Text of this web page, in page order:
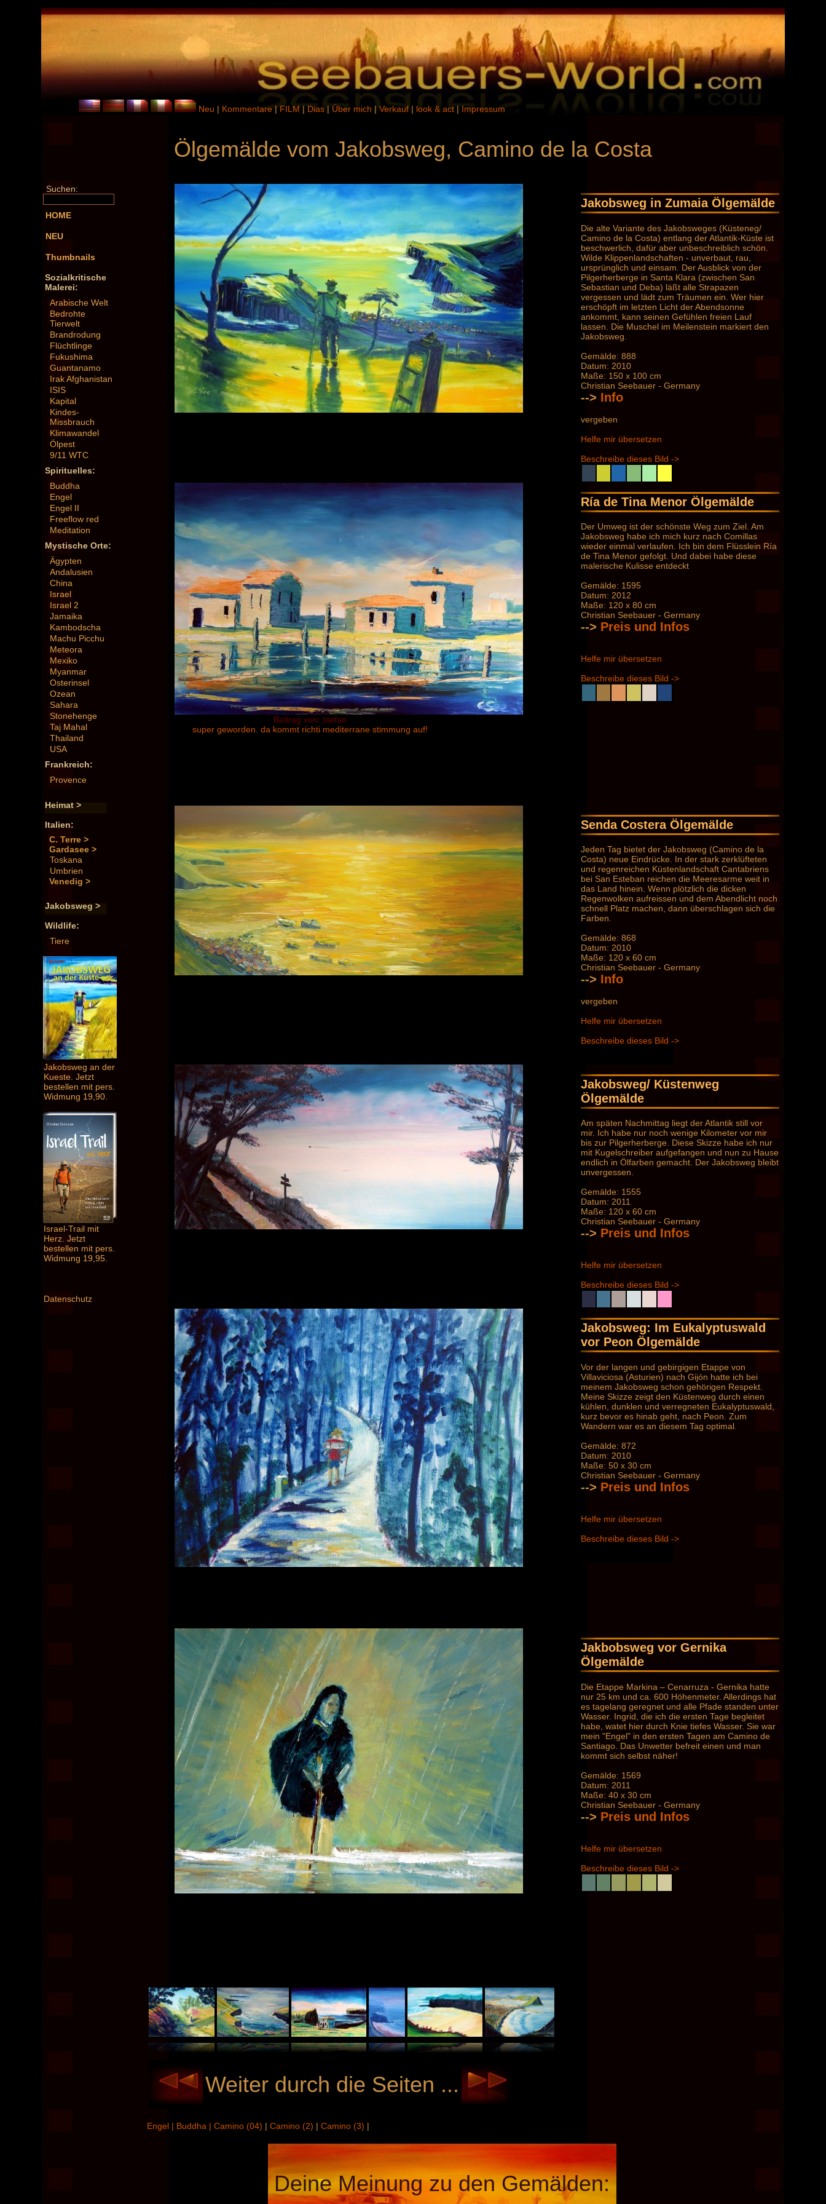
Neu | Kommentare | FILM | Dias | Über mich | Verkauf | look & act | Impressum
Ölgemälde vom Jakobsweg, Camino de la Costa
Suchen:
HOME
NEU
Thumbnails
Sozialkritische
Malerei:
Arabische Welt
Bedrohte
Tierwelt
Brandrodung
Flüchtlinge
Fukushima
Guantanamo
Irak Afghanistan
ISIS
Kapital
Kindes-
Missbrauch
Klimawandel
Ölpest
9/11 WTC
Spirituelles:
Buddha
Engel
Engel II
Freeflow red
Meditation
Mystische Orte:
Ägypten
Andalusien
China
Israel
Israel 2
Jamaika
Kambodscha
Machu Picchu
Meteora
Mexiko
Myanmar
Osterinsel
Ozean
Sahara
Stonehenge
Taj Mahal
Thailand
USA
Frankreich:
Provence
Heimat >
Italien:
C. Terre >
Gardasee >
Toskana
Umbrien
Venedig >
Jakobsweg >
Wildlife:
Tiere
Jakobsweg an der
Kueste. Jetzt
bestellen mit pers.
Widmung 19,90.
Israel-Trail mit
Herz. Jetzt
bestellen mit pers.
Widmung 19,95.
Datenschutz
Jakobsweg in Zumaia Ölgemälde
Die alte Variante des Jakobsweges (Küsteneg/
Camino de la Costa) entlang der Atlantik-Küste ist
beschwerlich, dafür aber unbeschreiblich schön.
Wilde Klippenlandschaften - unverbaut, rau,
ursprünglich und einsam. Der Ausblick von der
Pilgerherberge in Santa Klara (zwischen San
Sebastian und Deba) läßt alle Strapazen
vergessen und lädt zum Träumen ein. Wer hier
erschöpft im letzten Licht der Abendsonne
ankommt, kann seinen Gefühlen freien Lauf
lassen. Die Muschel im Meilenstein markiert den
Jakobsweg.
Gemälde: 888
Datum: 2010
Maße: 150 x 100 cm
Christian Seebauer - Germany
--> Info
vergeben
Helfe mir übersetzen
Beschreibe dieses Bild ->
Beitrag von: stefan
super geworden. da kommt richti mediterrane stimmung auf!
Ría de Tina Menor Ölgemälde
Der Umweg ist der schönste Weg zum Ziel. Am
Jakobsweg habe ich mich kurz nach Comillas
wieder einmal verlaufen. Ich bin dem Flüsslein Ría
de Tina Menor gefolgt. Und dabei habe diese
malerische Kulisse entdeckt
Gemälde: 1595
Datum: 2012
Maße: 120 x 80 cm
Christian Seebauer - Germany
--> Preis und Infos
Helfe mir übersetzen
Beschreibe dieses Bild ->
Senda Costera Ölgemälde
Jeden Tag bietet der Jakobsweg (Camino de la
Costa) neue Eindrücke. In der stark zerklüfteten
und regenreichen Küstenlandschaft Cantabriens
bei San Esteban reichen die Meeresarme weit in
das Land hinein. Wenn plötzlich die dicken
Regenwolken aufreissen und dem Abendlicht noch
schnell Platz machen, dann überschlagen sich die
Farben.
Gemälde: 868
Datum: 2010
Maße: 120 x 60 cm
Christian Seebauer - Germany
--> Info
vergeben
Helfe mir übersetzen
Beschreibe dieses Bild ->
Jakobsweg/ Küstenweg
Ölgemälde
Am späten Nachmittag liegt der Atlantik still vor
mir. Ich habe nur noch wenige Kilometer vor mir
bis zur Pilgerherberge. Diese Skizze habe ich nur
mit Kugelschreiber aufgefangen und nun zu Hause
endlich in Ölfarben gemacht. Der Jakobsweg bleibt
unvergessen.
Gemälde: 1555
Datum: 2011
Maße: 120 x 60 cm
Christian Seebauer - Germany
--> Preis und Infos
Helfe mir übersetzen
Beschreibe dieses Bild ->
Jakobsweg: Im Eukalyptuswald
vor Peon Ölgemälde
Vor der langen und gebirgigen Etappe von
Villaviciosa (Asturien) nach Gijón hatte ich bei
meinem Jakobsweg schon gehörigen Respekt.
Meine Skizze zeigt den Küstenweg durch einen
kühlen, dunklen und verregneten Eukalyptuswald,
kurz bevor es hinab geht, nach Peon. Zum
Wandern war es an diesem Tag optimal.
Gemälde: 872
Datum: 2010
Maße: 50 x 30 cm
Christian Seebauer - Germany
--> Preis und Infos
Helfe mir übersetzen
Beschreibe dieses Bild ->
Jakbobsweg vor Gernika
Ölgemälde
Die Etappe Markina – Cenarruza - Gernika hatte
nur 25 km und ca. 600 Höhenmeter. Allerdings hat
es tagelang geregnet und alle Pfade standen unter
Wasser. Ingrid, die ich die ersten Tage begleitet
habe, watet hier durch Knie tiefes Wasser. Sie war
mein "Engel" in den ersten Tagen am Camino de
Santiago. Das Unwetter befreit einen und man
kommt sich selbst näher!
Gemälde: 1569
Datum: 2011
Maße: 40 x 30 cm
Christian Seebauer - Germany
--> Preis und Infos
Helfe mir übersetzen
Beschreibe dieses Bild ->
Weiter durch die Seiten ...
Engel | Buddha |Camino (04) |Camino (2) |Camino (3) |
Deine Meinung zu den Gemälden: